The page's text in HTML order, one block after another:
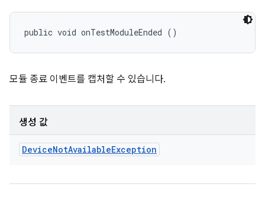
public void onTestModuleEnded ()
모듈 종료 이벤트를 캡처할 수 있습니다.
생성 값
DeviceNotAvailableException